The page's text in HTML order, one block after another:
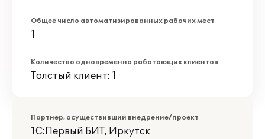
Общее число автоматизированных рабочих мест
1
Количество одновременно работающих клиентов
Толстый клиент: 1
Партнер, осуществивший внедрение/проект
1С:Первый БИТ, Иркутск